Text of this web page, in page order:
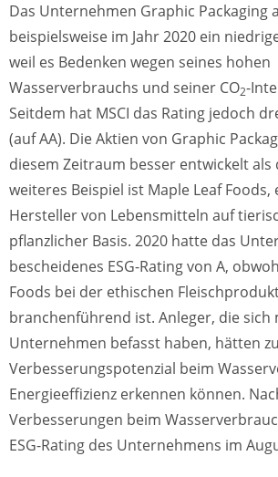
Das Unternehmen Graphic Packaging
beispielsweise im Jahr 2020 ein
weil es Bedenken wegen seines hohen
Wasserverbrauchs und seiner CO2-
Seitdem hat MSCI das Rating jedoch
(auf AA). Die Aktien von Graphic
diesem Zeitraum besser entwickelt als
weiteres Beispiel ist Maple Leaf
Hersteller von Lebensmitteln auf
pflanzlicher Basis. 2020 hatte das
bescheidenes ESG-Rating von A,
Foods bei der ethischen
branchenführend ist. Anleger, die sich
Unternehmen befasst haben, hätten
Verbesserungspotenzial beim
Energieeffizienz erkennen können.
Verbesserungen beim
ESG-Rating des Unternehmens im